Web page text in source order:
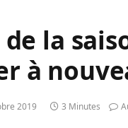
la
à
2019 3 Minutes